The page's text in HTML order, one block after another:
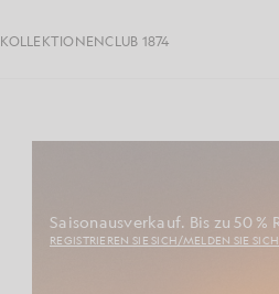
KOLLEKTIONENCLUB 1874
Saisonausverkauf. Bis zu 50
REGISTRIEREN SIE SICH/MELDEN SIE